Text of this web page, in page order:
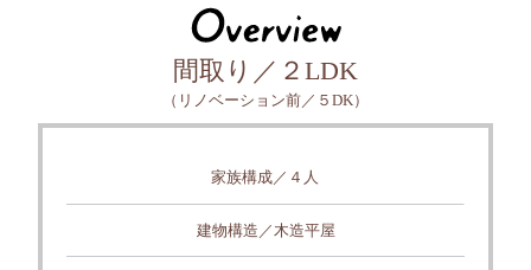
間取り／２LDK
（リノベーション前／５DK）
家族構成／４人
建物構造／木造平屋